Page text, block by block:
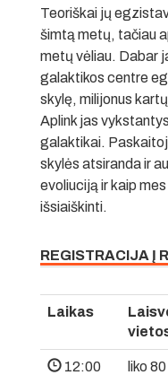
Teoriškai jų
šimtą metų, tačiau
metų vėliau. Dabar
galaktikos centre
skylę, milijonus
Aplink jas
galaktikai.
skylės atsiranda ir
evoliuciją ir kaip
išsiaiškinti.
REGISTRACIJA Į
Laikas
12:00
liko